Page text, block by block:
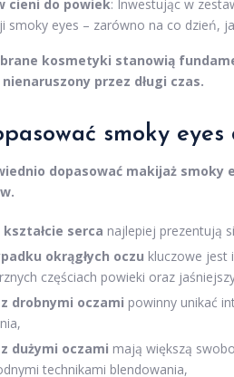
cieni do powiek: Inwestując w
smoky eyes – zarówno na co dzień,
kosmetyki stanowią
przez długi czas.
smoky eyes
dopasować makijaż
kształcie serca najlepiej prezentują
okrągłych oczu kluczowe jest
częściach powieki oraz
drobnymi oczami powinny unikać
dużymi oczami mają większą
technikami blendowania,